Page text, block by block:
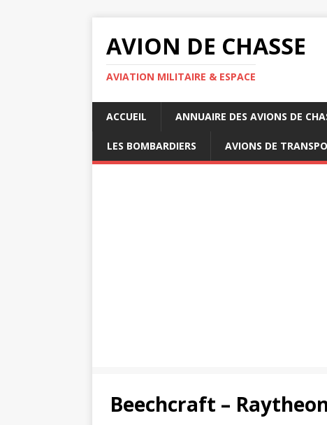
AVION DE CHASSE
AVIATION MILITAIRE & ESPACE
ACCUEIL ANNUAIRE DES AVIONS DE
LES BOMBARDIERS AVIONS DE
Beechcraft –